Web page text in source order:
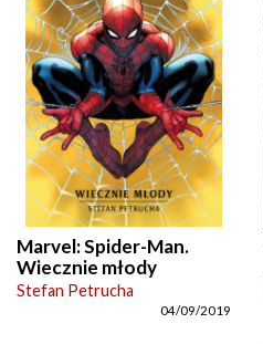
Marvel: Spider-Man.
Wiecznie młody
Stefan Petrucha
04/09/2019